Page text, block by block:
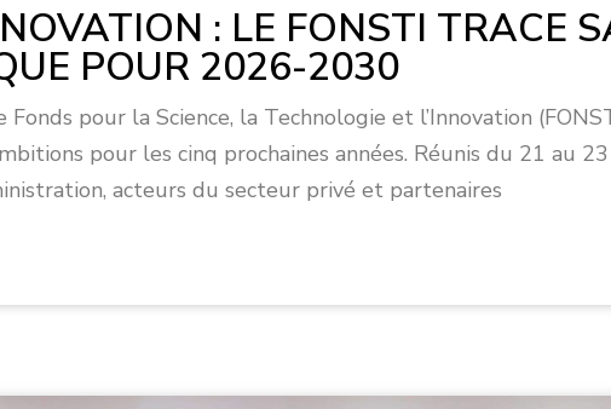
: LE FONSTI TRACE
POUR 2026-2030
pour la Science, la Technologie et l’Innovation
pour les cinq prochaines années. Réunis du 21 au
acteurs du secteur privé et partenaires